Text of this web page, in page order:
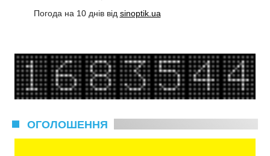
Погода на 10 днів від sinoptik.ua
ОГОЛОШЕННЯ